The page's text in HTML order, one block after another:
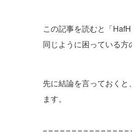
この記事を読むと「
同じように困っている方
先に結論を言っておくと、
ます。